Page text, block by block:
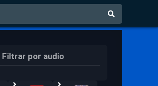
Filtrar por audio